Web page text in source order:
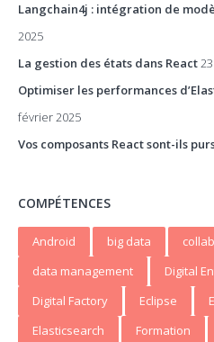
Langchain4j : intégration de
2025
La gestion des états dans React
Optimiser les performances
février 2025
Vos composants React sont-ils
COMPÉTENCES
Android big data
data management
Digital
Digital Factory
Eclipse
Elasticsearch
Formation